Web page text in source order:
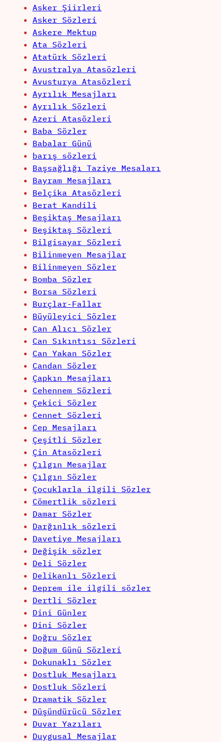
Asker Şiirleri
Asker Sözleri
Askere Mektup
Ata Sözleri
Atatürk Sözleri
Avustralya Atasözleri
Avusturya Atasözleri
Ayrılık Mesajları
Ayrılık Sözleri
Azeri Atasözleri
Baba Sözler
Babalar Günü
barış sözleri
Başsağlığı Taziye Mesaları
Bayram Mesajları
Belçika Atasözleri
Berat Kandili
Beşiktaş Mesajları
Beşiktaş Sözleri
Bilgisayar Sözleri
Bilinmeyen Mesajlar
Bilinmeyen Sözler
Bomba Sözler
Borsa Sözleri
Burçlar-Fallar
Büyüleyici Sözler
Can Alıcı Sözler
Can Sıkıntısı Sözleri
Can Yakan Sözler
Candan Sözler
Çapkın Mesajları
Cehennem Sözleri
Çekici Sözler
Cennet Sözleri
Cep Mesajları
Çeşitli Sözler
Çin Atasözleri
Çılgın Mesajlar
Çılgın Sözler
Çocuklarla ilgili Sözler
Cömertlik sözleri
Damar Sözler
Darğınlık sözleri
Davetiye Mesajları
Değişik sözler
Deli Sözler
Delikanlı Sözleri
Deprem ile ilgili sözler
Dertli Sözler
Dini Günler
Dini Sözler
Doğru Sözler
Doğum Günü Sözleri
Dokunaklı Sözler
Dostluk Mesajları
Dostluk Sözleri
Dramatik Sözler
Düşündürücü Sözler
Duvar Yazıları
Duygusal Mesajlar